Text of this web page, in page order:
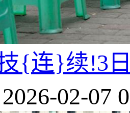
{连}续!3
2026-02-07